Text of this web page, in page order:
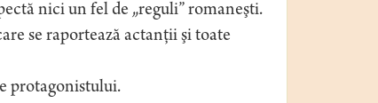
nici un fel de „reguli” romaneşti.
se raportează actanţii şi toate
protagonistului.